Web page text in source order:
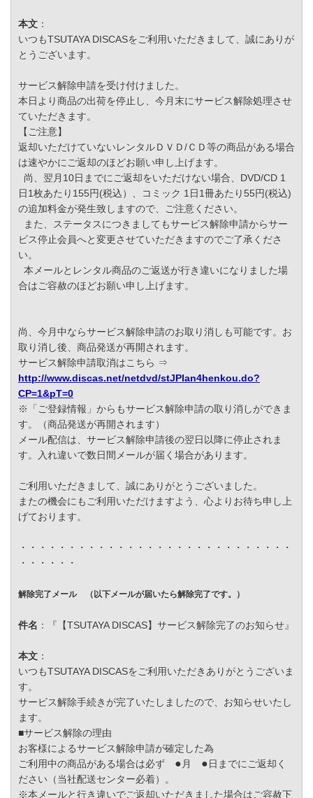
本文 ：
いつもTSUTAYA DISCASをご利用いただきまして、誠にありが
とうございます。
サービス解除申請を受け付けました。
本日より商品の出荷を停止し、今月末にサービス解除処理させ
ていただきます。
【ご注意】
返却いただけていないレンタルＤＶＤ/ＣＤ等の商品がある場合
は速やかにご返却のほどお願い申し上げます。
尚、翌月10日までにご返却をいただけない場合、DVD/CD 1
日1枚あたり155円(税込）、コミック 1日1冊あたり55円(税込)
の追加料金が発生致しますので、ご注意ください。
また、ステータスにつきましてもサービス解除申請からサー
ビス停止会員へと変更させていただきますのでご了承くださ
い。
本メールとレンタル商品のご返送が行き違いになりました場
合はご容赦のほどお願い申し上げます。
尚、今月中ならサービス解除申請のお取り消しも可能です。お
取り消し後、商品発送が再開されます。
サービス解除申請取消はこちら ⇒
http://www.discas.net/netdvd/stJPlan4henkou.do?
CP=1&pT=0
※「ご登録情報」からもサービス解除申請の取り消しができま
す。（商品発送が再開されます）
メール配信は、サービス解除申請後の翌日以降に停止されま
す。入れ違いで数日間メールが届く場合があります。
ご利用いただきまして、誠にありがとうございました。
またの機会にもご利用いただけますよう、心よりお待ち申し上
げております。
・・・・・・・・・・・・・・・・・・・・・・・・・・・・
・・・・・・
解除完了メール （以下メールが届いたら解除完了です。）
件名 ：『【TSUTAYA DISCAS】サービス解除完了のお知らせ』
本文 ：
いつもTSUTAYA DISCASをご利用いただきありがとうございま
す。
サービス解除手続きが完了いたしましたので、お知らせいたし
ます。
■サービス解除の理由
お客様によるサービス解除申請が確定した為
ご利用中の商品がある場合は必ず ●月 ●日までにご返却く
ださい（当社配送センター必着）。
※本メールと行き違いでご返却いただきました場合はご容赦下